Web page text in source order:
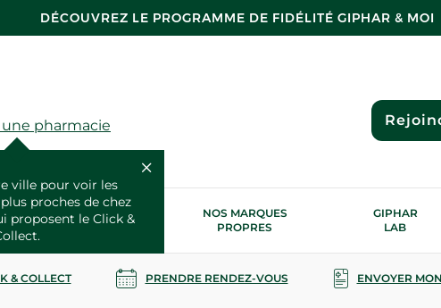
DÉCOUVREZ LE PROGRAMME DE FIDÉLITÉ GIPHAR & MOI
pharmacie
ville pour voir les
proches de chez
proposent le Click &
NOS SERVICES
SANTÉ
NOS MARQUES
PROPRES
GIPHAR
LAB
& COLLECT PRENDRE RENDEZ-VOUS ENVOYER